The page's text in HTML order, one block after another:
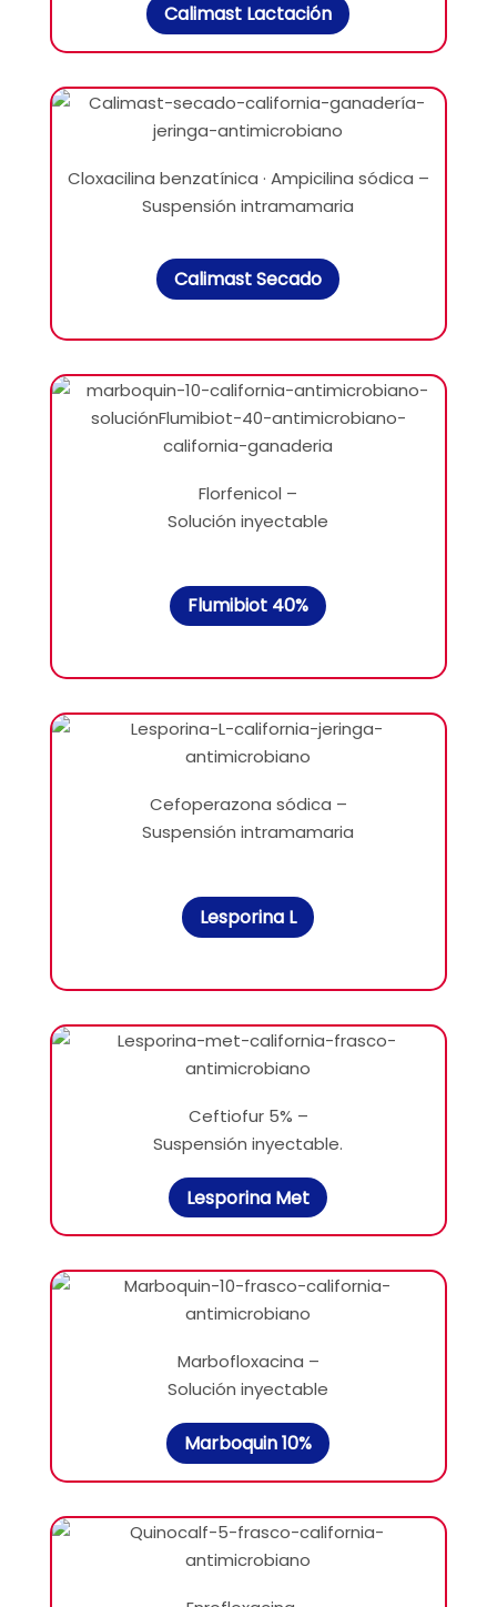
Calimast Lactación
Cloxacilina benzatínica · Ampicilina sódica –
Suspensión intramamaria
Calimast Secado
Florfenicol –
Solución inyectable
Flumibiot 40%
Cefoperazona sódica –
Suspensión intramamaria
Lesporina L
Ceftiofur 5% –
Suspensión inyectable.
Lesporina Met
Marbofloxacina –
Solución inyectable
Marboquin 10%